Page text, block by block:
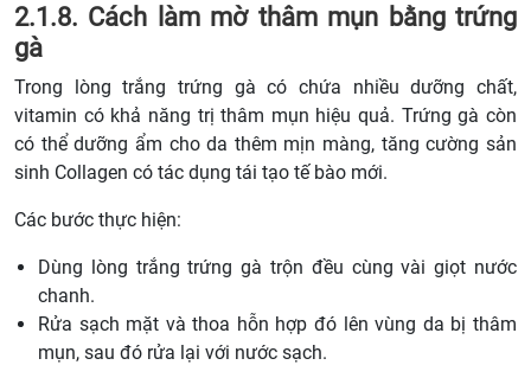
2.1.8. Cách làm mờ thâm mụn bằng trứng
gà
Trong lòng trắng trứng gà có chứa nhiều dưỡng chất,
vitamin có khả năng trị thâm mụn hiệu quả. Trứng gà còn
có thể dưỡng ẩm cho da thêm mịn màng, tăng cường sản
sinh Collagen có tác dụng tái tạo tế bào mới.
Các bước thực hiện:
Dùng lòng trắng trứng gà trộn đều cùng vài giọt nước
chanh.
Rửa sạch mặt và thoa hỗn hợp đó lên vùng da bị thâm
mụn, sau đó rửa lại với nước sạch.